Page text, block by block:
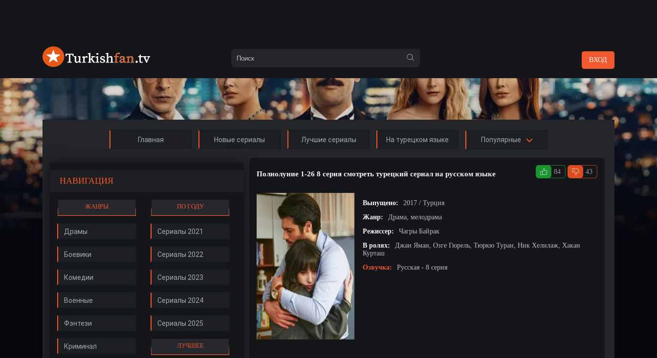
ВХОД
Главная Новые сериалы Лучшие сериалы На турецком языке Популярные
НАВИГАЦИЯ
ЖАНРЫ
Драмы
Боевики
Комедии
Военные
Фэнтези
Криминал
ПО ГОДУ
Сериалы 2021
Сериалы 2022
Сериалы 2023
Сериалы 2024
Сериалы 2025
ЛУЧШЕЕ
Полнолуние 1-26 8 серия смотреть турецкий сериал на русском языке 84 43
Выпущено:
2017 / Турция
Жанр:
Драма, мелодрама
Режиссер:
Чагры Байрак
В ролях:
Джан Яман, Озге Гюрель, Тюркю Туран, Ник Хелилаж, Хакан
Курташ
Озвучка:
Русская - 8 серия